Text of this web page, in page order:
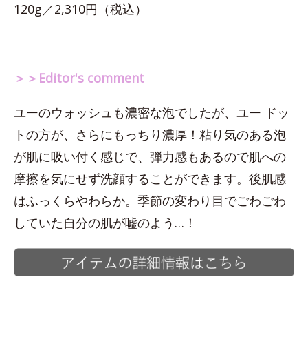
120g／2,310円（税込）
＞＞Editor's comment
ユーのウォッシュも濃密な泡でしたが、ユー ドッ
トの方が、さらにもっちり濃厚！粘り気のある泡
が肌に吸い付く感じで、弾力感もあるので肌への
摩擦を気にせず洗顔することができます。後肌感
はふっくらやわらか。季節の変わり目でごわごわ
していた自分の肌が嘘のよう…！